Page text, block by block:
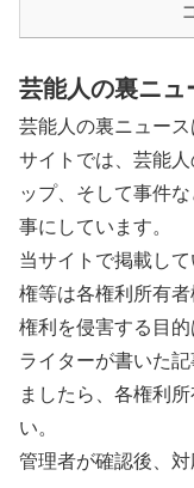
芸能人の裏ニュ
芸能人の裏ニュース
サイトでは、芸能
ップ、そして事件
事にしています。
当サイトで掲載し
権等は各権利所有者
権利を侵害する目的
ライターが書いた
ましたら、各権利
い。
管理者が確認後、対